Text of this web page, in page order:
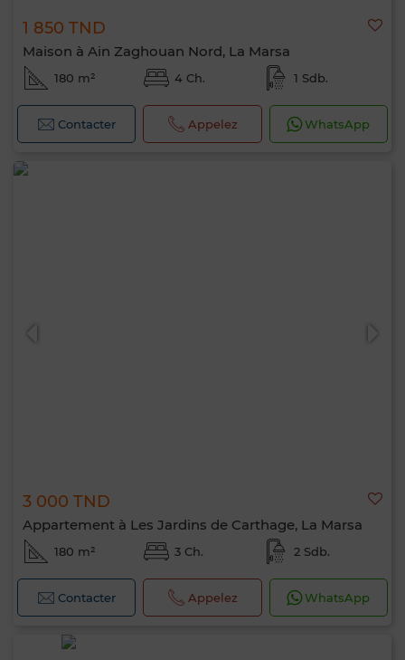
1 850 TND
Maison à Ain Zaghouan Nord, La Marsa
180 m² 4 Ch. 1 Sdb.
Contacter Appelez WhatsApp
3 000 TND
Appartement à Les Jardins de Carthage, La Marsa
180 m² 3 Ch. 2 Sdb.
Contacter Appelez WhatsApp